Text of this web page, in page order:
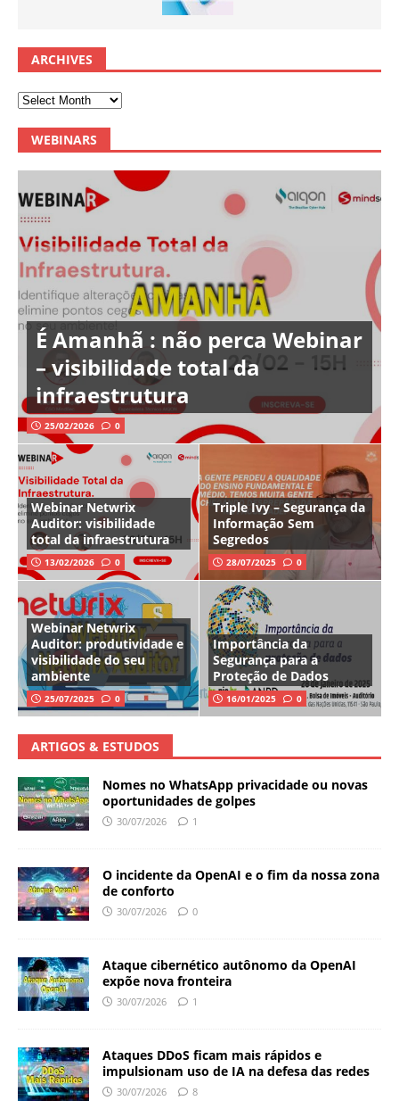
ARCHIVES
WEBINARS
É Amanhã : não perca Webinar
– visibilidade total da
infraestrutura
25/02/2026 0
Webinar Netwrix
Auditor: visibilidade
total da infraestrutura
13/02/2026 0
Triple Ivy – Segurança da
Informação Sem
Segredos
28/07/2025 0
Webinar Netwrix
Auditor: produtividade e
visibilidade do seu
ambiente
25/07/2025 0
Importância da
Segurança para a
Proteção de Dados
16/01/2025 0
ARTIGOS & ESTUDOS
Nomes no WhatsApp privacidade ou novas
oportunidades de golpes
30/07/2026 1
O incidente da OpenAI e o fim da nossa zona
de conforto
30/07/2026 0
Ataque cibernético autônomo da OpenAI
expõe nova fronteira
30/07/2026 1
Ataques DDoS ficam mais rápidos e
impulsionam uso de IA na defesa das redes
30/07/2026 8